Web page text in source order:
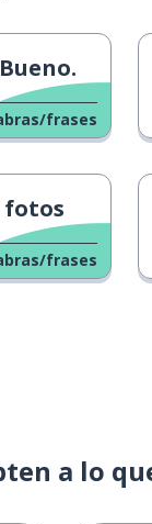
frases
fotos
frases
a lo